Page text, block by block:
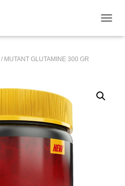
/ MUTANT GLUTAMINE 300 GR